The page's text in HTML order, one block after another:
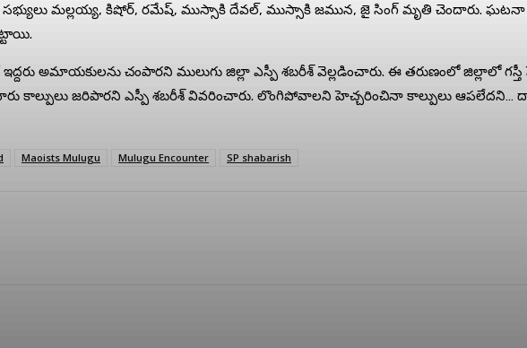
మల్లయ్య, కిషోర్, రమేష్, ముస్సాకి దేవల్, ముస్సాకి జమున, జై సింగ్ మృతి చెందారు.
అమాయకులను చంపారని ములుగు జిల్లా ఎస్పీ శబరీశ్ వెల్లడించారు. ఈ తరుణంలో జిల్లాలో
కాల్పులు జరిపారని ఎస్పీ శబరీశ్ వివరించారు. లొంగిపోవాలని హెచ్చరించినా కాల్పులు ఆపలేదని…
Maoists Mulugu Mulugu Encounter SP shabarish